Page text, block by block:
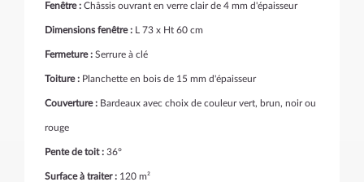
Fenêtre : Châssis ouvrant en verre clair de 4 mm d'épaisseur
Dimensions fenêtre : L 73 x Ht 60 cm
Fermeture : Serrure à clé
Toiture : Planchette en bois de 15 mm d'épaisseur
Couverture : Bardeaux avec choix de couleur vert, brun, noir ou
rouge
Pente de toit : 36°
Surface à traiter : 120 m²